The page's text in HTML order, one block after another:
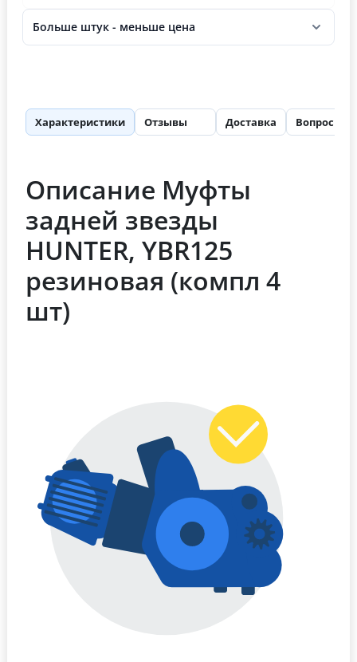
Больше штук - меньше цена
Характеристики Отзывы Доставка Вопросы
Описание Муфты
задней звезды
HUNTER, YBR125
резиновая (компл 4
шт)